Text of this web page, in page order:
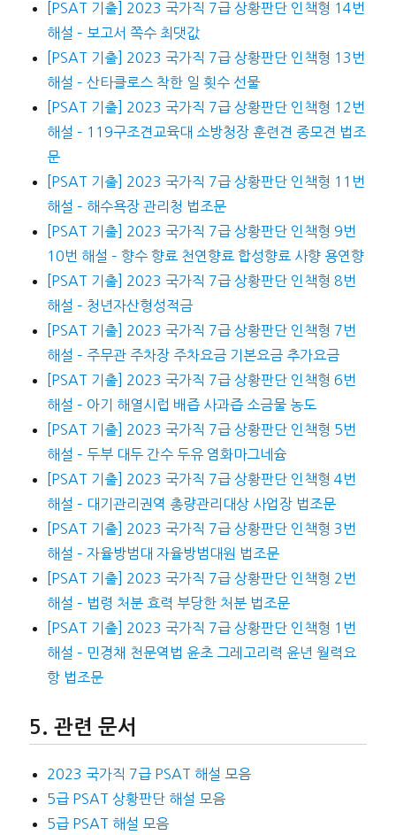
[PSAT 기출] 2023 국가직 7급 상황판단 인책형 14번
해설 – 보고서 쪽수 최댓값
[PSAT 기출] 2023 국가직 7급 상황판단 인책형 13번
해설 – 산타클로스 착한 일 횟수 선물
[PSAT 기출] 2023 국가직 7급 상황판단 인책형 12번
해설 – 119구조견교육대 소방청장 훈련견 종모견 법조
문
[PSAT 기출] 2023 국가직 7급 상황판단 인책형 11번
해설 – 해수욕장 관리청 법조문
[PSAT 기출] 2023 국가직 7급 상황판단 인책형 9번
10번 해설 – 향수 향료 천연향료 합성향료 사향 용연향
[PSAT 기출] 2023 국가직 7급 상황판단 인책형 8번
해설 – 청년자산형성적금
[PSAT 기출] 2023 국가직 7급 상황판단 인책형 7번
해설 – 주무관 주차장 주차요금 기본요금 추가요금
[PSAT 기출] 2023 국가직 7급 상황판단 인책형 6번
해설 – 아기 해열시럽 배즙 사과즙 소금물 농도
[PSAT 기출] 2023 국가직 7급 상황판단 인책형 5번
해설 – 두부 대두 간수 두유 염화마그네슘
[PSAT 기출] 2023 국가직 7급 상황판단 인책형 4번
해설 – 대기관리권역 총량관리대상 사업장 법조문
[PSAT 기출] 2023 국가직 7급 상황판단 인책형 3번
해설 – 자율방범대 자율방범대원 법조문
[PSAT 기출] 2023 국가직 7급 상황판단 인책형 2번
해설 – 법령 처분 효력 부당한 처분 법조문
[PSAT 기출] 2023 국가직 7급 상황판단 인책형 1번
해설 – 민경채 천문역법 윤초 그레고리력 윤년 월력요
항 법조문
관련 문서
2023 국가직 7급 PSAT 해설 모음
5급 PSAT 상황판단 해설 모음
5급 PSAT 해설 모음